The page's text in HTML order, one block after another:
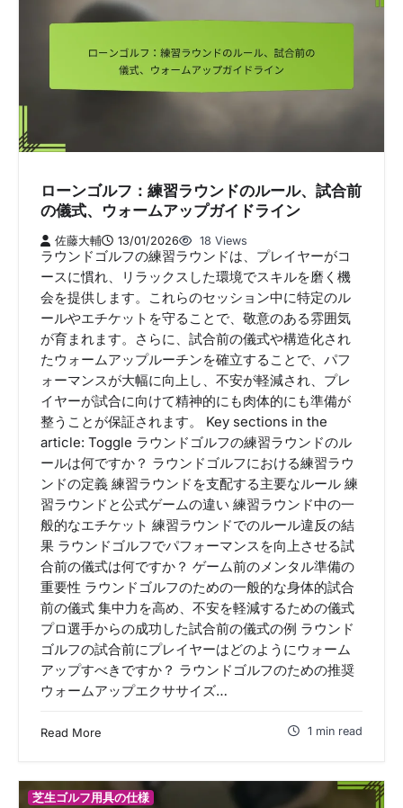
ローンゴルフ：練習ラウンドのルール、試合前
の儀式、ウォームアップガイドライン
佐藤大輔 13/01/2026 18 Views
ラウンドゴルフの練習ラウンドは、プレイヤーがコ
ースに慣れ、リラックスした環境でスキルを磨く機
会を提供します。これらのセッション中に特定のル
ールやエチケットを守ることで、敬意のある雰囲気
が育まれます。さらに、試合前の儀式や構造化され
たウォームアップルーチンを確立することで、パフ
ォーマンスが大幅に向上し、不安が軽減され、プレ
イヤーが試合に向けて精神的にも肉体的にも準備が
整うことが保証されます。 Key sections in the
article: Toggle ラウンドゴルフの練習ラウンドのル
ールは何ですか？ ラウンドゴルフにおける練習ラウ
ンドの定義 練習ラウンドを支配する主要なルール 練
習ラウンドと公式ゲームの違い 練習ラウンド中の一
般的なエチケット 練習ラウンドでのルール違反の結
果 ラウンドゴルフでパフォーマンスを向上させる試
合前の儀式は何ですか？ ゲーム前のメンタル準備の
重要性 ラウンドゴルフのための一般的な身体的試合
前の儀式 集中力を高め、不安を軽減するための儀式
プロ選手からの成功した試合前の儀式の例 ラウンド
ゴルフの試合前にプレイヤーはどのようにウォーム
アップすべきですか？ ラウンドゴルフのための推奨
ウォームアップエクササイズ…
Read More 1 min read
芝生ゴルフ用具の仕様